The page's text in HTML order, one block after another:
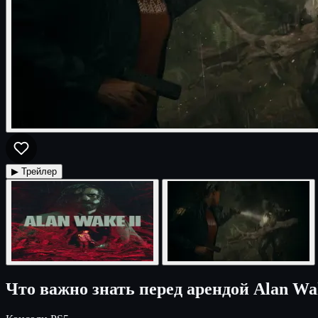
▶ Трейлер
Что важно знать перед арендой Alan